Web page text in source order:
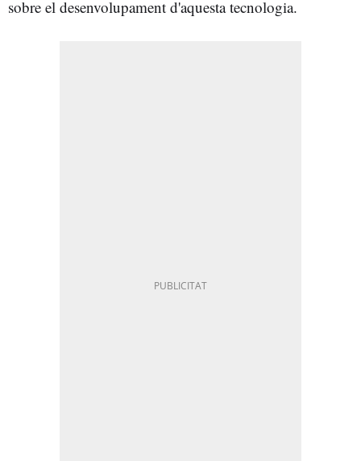
sobre el desenvolupament d'aquesta tecnologia.